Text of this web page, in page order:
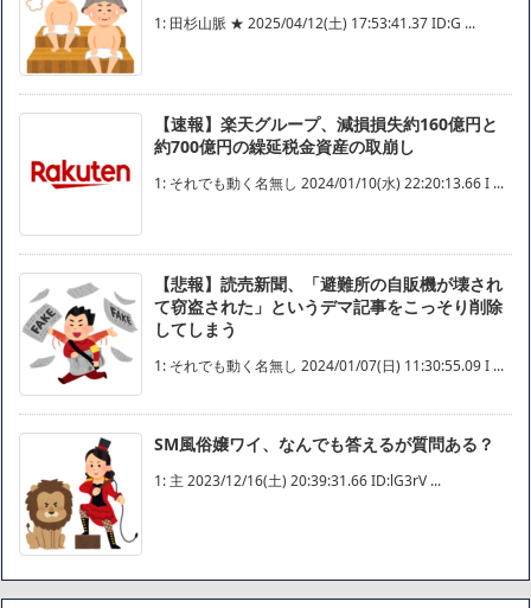
1: 田杉山脈 ★ 2025/04/12(土) 17:53:41.37 ID:G ...
【速報】楽天グループ、減損損失約160億円と
約700億円の繰延税金資産の取崩し
1: それでも動く名無し 2024/01/10(水) 22:20:13.66 I ...
【悲報】読売新聞、「避難所の自販機が壊され
て窃盗された」というデマ記事をこっそり削除
してしまう
1: それでも動く名無し 2024/01/07(日) 11:30:55.09 I ...
SM風俗嬢ワイ、なんでも答えるが質問ある？
1: 主 2023/12/16(土) 20:39:31.66 ID:lG3rV ...